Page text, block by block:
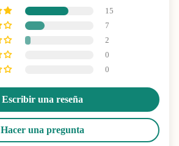
15
7
2
0
0
Escribir una reseña
Hacer una pregunta